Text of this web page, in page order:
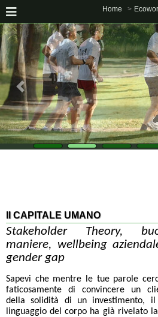
Home
Il CAPITALE UMANO
Stakeholder Theory,
maniere, wellbeing
gender gap
Sapevi che mentre le tue parole
faticosamente di convincere un
della solidità di un investimento,
linguaggio del corpo ha già rivelato